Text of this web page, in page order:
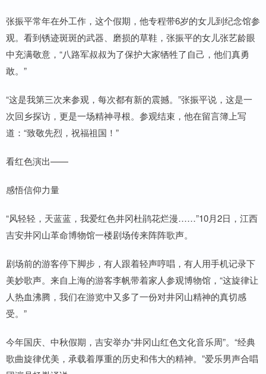
张振平常年在外工作，这个假期，他专程带6岁的女儿到纪念馆参
观。看到锈迹斑斑的武器、磨损的草鞋，张振平的女儿张艺龄眼
中充满敬意，“八路军叔叔为了保护大家牺牲了自己，他们真勇
敢。”
“这是我第三次来参观，每次都有新的震撼。”张振平说，这是一
次回乡探访，更是一场精神寻根。参观结束，他在留言簿上写
道：“致敬先烈，祝福祖国！”
看红色演出——
感悟信仰力量
“风轻轻，天蓝蓝，我爱红色井冈杜鹃花烂漫……”10月2日，江西
吉安井冈山革命博物馆一楼剧场传来阵阵歌声。
剧场前的游客停下脚步，有人跟着轻声哼唱，有人用手机记录下
美妙歌声。来自上海的游客李帆带着家人参观博物馆，“这旋律让
人热血沸腾，我们在游览中又多了一份对井冈山精神的真切感
受。”
今年国庆、中秋假期，吉安举办“井冈山红色文化音乐周”。“经典
歌曲旋律优美，承载着厚重的历史和伟大的精神。”爱乐男声合唱